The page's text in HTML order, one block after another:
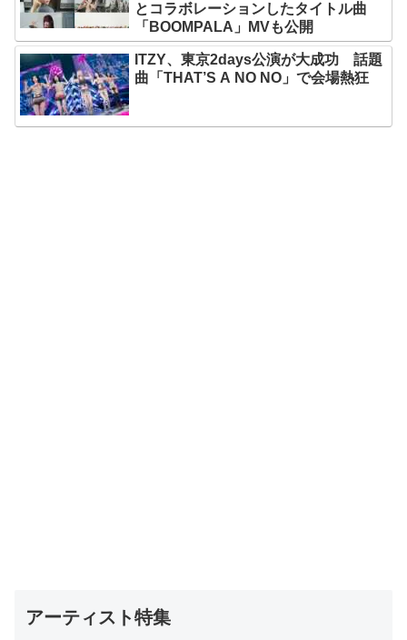
とコラボレーションしたタイトル曲
「BOOMPALA」MVも公開
ITZY、東京2days公演が大成功 話題
曲「THAT’S A NO NO」で会場熱狂
アーティスト特集